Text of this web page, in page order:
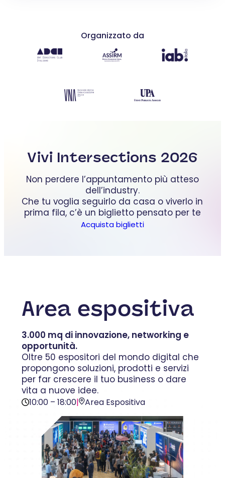
Organizzato da
Vivi Intersections 2026
Non perdere l’appuntamento più atteso
dell’industry.
Che tu voglia seguirlo da casa o viverlo in
prima fila, c’è un biglietto pensato per te
Acquista biglietti
Area espositiva
3.000 mq di innovazione, networking e
opportunità.
Oltre 50 espositori del mondo digital che
propongono soluzioni, prodotti e servizi
per far crescere il tuo business o dare
vita a nuove idee.
10:00 – 18:00| Area Espositiva